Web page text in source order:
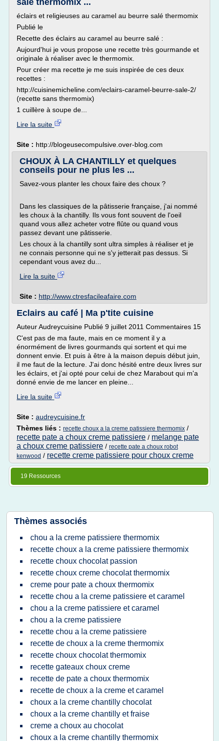
salé thermomix ...
éclairs et religieuses au caramel au beurre salé thermomix
Publié le
Recette des éclairs au caramel au beurre salé :
Aujourd'hui je vous propose une recette très gourmande et
originale à réaliser avec le thermomix.
Pour créer ma recette je me suis inspirée de ces deux
recettes :
http://cuisinemicheline.com/eclairs-caramel-beurre-sale-2/
(recette sans thermomix)
1 cuillère à soupe de...
Lire la suite
Site : http://blogeusecompulsive.over-blog.com
CHOUX À LA CHANTILLY et quelques
conseils pour ne plus les ...
Savez-vous planter les choux faire des choux ?
Dans les classiques de la pâtisserie française, j'ai nommé
les choux à la chantilly. Ils vous font souvent de l'oeil
quand vous allez acheter votre flûte ou quand vous
passez devant une pâtisserie.
Les choux à la chantilly sont ultra simples à réaliser et je
ne connais personne qui ne s'y jetterait pas dessus. Si
cependant vous avez du...
Lire la suite
Site : http://www.ctresfacileafaire.com
Eclairs au café | Ma p'tite cuisine
Auteur Audreycuisine Publié 9 juillet 2011 Commentaires 15
C'est pas de ma faute, mais en ce moment il y a
énormément de livres gourmands qui sortent et qui me
donnent envie. Et puis à être à la maison depuis début juin,
il me faut de la lecture. J'ai donc hésité entre deux livres sur
les éclairs, et j'ai opté pour celui de chez Marabout qui m'a
donné envie de me lancer en pleine...
Lire la suite
Site : audreycuisine.fr
Thèmes liés : recette choux a la creme patissiere thermomix /
recette pate a choux creme patissiere / melange pate
a choux creme patissiere / recette pate a choux robot
kenwood / recette creme patissiere pour choux creme
19 Ressources
Thèmes associés
chou a la creme patissiere thermomix
recette choux a la creme patissiere thermomix
recette choux chocolat passion
recette choux creme chocolat thermomix
creme pour pate a choux thermomix
recette chou a la creme patissiere et caramel
chou a la creme patissiere et caramel
chou a la creme patissiere
recette chou a la creme patissiere
recette de choux a la creme thermomix
recette choux chocolat thermomix
recette gateaux choux creme
recette de pate a choux thermomix
recette de choux a la creme et caramel
choux a la creme chantilly chocolat
choux a la creme chantilly et fraise
creme a choux au chocolat
choux a la creme chantilly thermomix